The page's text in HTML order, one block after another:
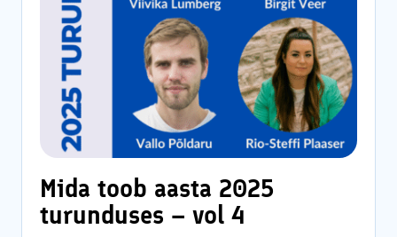
Mida toob aasta 2025
turunduses – vol 4